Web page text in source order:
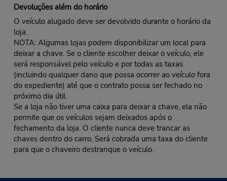
Devoluções além do horário
O veículo alugado deve ser devolvido durante o horário da
loja.
NOTA: Algumas lojas podem disponibilizar um local para
deixar a chave. Se o cliente escolher deixar o veículo, ele
será responsável pelo veículo e por todas as taxas
(incluindo qualquer dano que possa ocorrer ao veículo fora
do expediente) até que o contrato possa ser fechado no
próximo dia útil.
Se a loja não tiver uma caixa para deixar a chave, ela não
permite que os veículos sejam deixados após o
fechamento da loja. O cliente nunca deve trancar as
chaves dentro do carro. Será cobrada uma taxa do cliente
para que o chaveiro destranque o veículo.